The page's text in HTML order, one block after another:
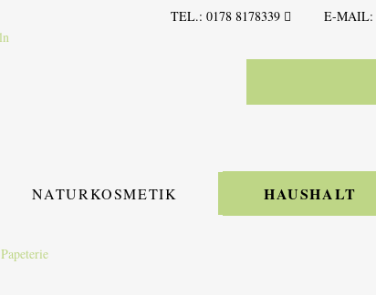
TEL.: 0178 8178339 E-MAIL:
NATURKOSMETIK HAUSHALT
Papeterie